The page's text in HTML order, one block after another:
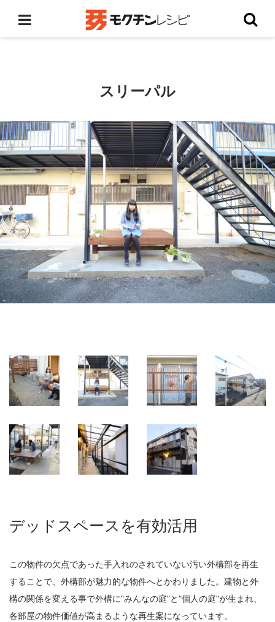
スリーパル
デッドスペースを有効活用
この物件の欠点であった手入れのされていない汚い外構部を再生
することで、外構部が魅力的な物件へとかわりました。建物と外
構の関係を変える事で外構に"みんなの庭"と"個人の庭"が生まれ、
各部屋の物件価値が高まるような再生案になっています。